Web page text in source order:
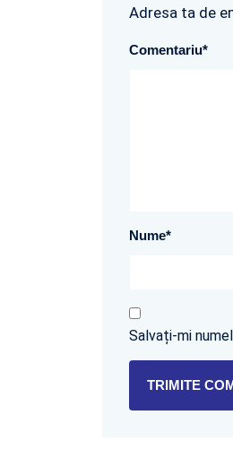
Adresa ta de
Comentariu*
Nume*
Salvați-mi